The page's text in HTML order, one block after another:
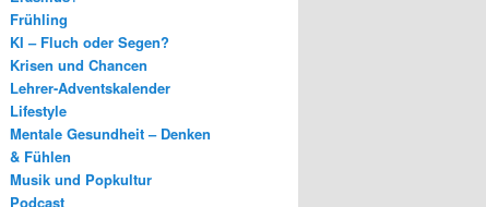
Frühling
KI – Fluch oder Segen?
Krisen und Chancen
Lehrer-Adventskalender
Lifestyle
Mentale Gesundheit – Denken
& Fühlen
Musik und Popkultur
Podcast